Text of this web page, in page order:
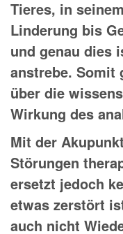
Tieres, in
Linderung bis
und genau dies
anstrebe. Somit
über die
Wirkung des
Mit der
Störungen
ersetzt jedoch
etwas zerstört
auch nicht